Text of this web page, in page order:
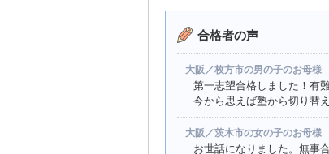
合格者の声
大阪／枚方市の男の子のお母様
第一志望合格しました！有
今から思えば塾から切り替
大阪／茨木市の女の子のお母様
お世話になりました。無事